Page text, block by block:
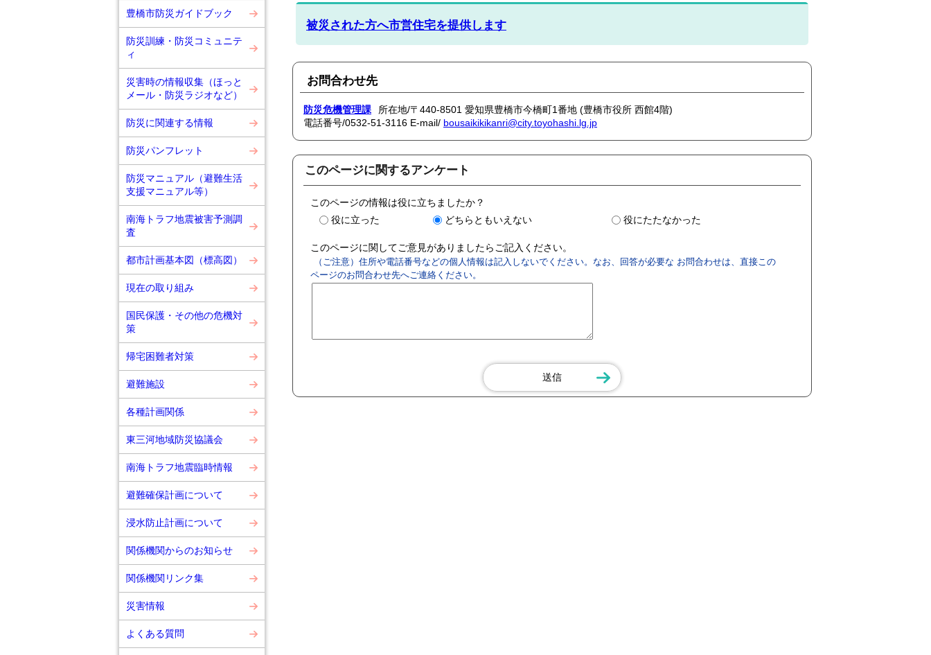
豊橋市防災ガイドブック
防災訓練・防災コミュニテ
ィ
災害時の情報収集（ほっと
メール・防災ラジオなど）
防災に関連する情報
防災パンフレット
防災マニュアル（避難生活
支援マニュアル等）
南海トラフ地震被害予測調
査
都市計画基本図（標高図）
現在の取り組み
国民保護・その他の危機対
策
帰宅困難者対策
避難施設
各種計画関係
東三河地域防災協議会
南海トラフ地震臨時情報
避難確保計画について
浸水防止計画について
関係機関からのお知らせ
関係機関リンク集
災害情報
よくある質問
被災された方へ市営住宅を提供します
お問合わせ先
防災危機管理課
所在地/〒440-8501 愛知県豊橋市今橋町1番地 (豊橋市役所 西館4階)
電話番号/0532-51-3116 E-mail/ bousaikikikanri@city.toyohashi.lg.jp
このページに関するアンケート
このページの情報は役に立ちましたか？
役に立った
どちらともいえない 役にたたなかった
このページに関してご意見がありましたらご記入ください。
（ご注意）住所や電話番号などの個人情報は記入しないでください。なお、回答が必要な お問合わせは、直接この
ページのお問合わせ先へご連絡ください。